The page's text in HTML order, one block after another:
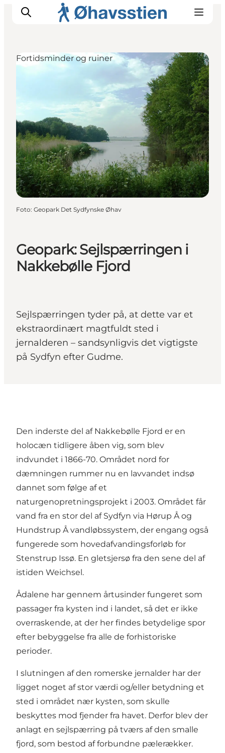
Vandreruter
Planlægning
Geopark: Sejlspærringen i
Nakkebølle Fjord
Sejlspærringen tyder på, at dette var et
ekstraordinært magtfuldt sted i
jernalderen – sandsynligvis det vigtigste
på Sydfyn efter Gudme.
Fortidsminder og ruiner
Foto: Geopark Det Sydfynske Øhav
Den inderste del af Nakkebølle Fjord er en
holocæn tidligere åben vig, som blev
indvundet i 1866-70. Området nord for
dæmningen rummer nu en lavvandet indsø
dannet som følge af et
naturgenopretningsprojekt i 2003. Området får
vand fra en stor del af Sydfyn via Hørup Å og
Hundstrup Å vandløbssystem, der engang også
fungerede som hovedafvandingsforløb for
Stenstrup Issø. En gletsjersø fra den sene del af
istiden Weichsel.
Ådalene har gennem årtusinder fungeret som
passager fra kysten ind i landet, så det er ikke
overraskende, at der her findes betydelige spor
efter bebyggelse fra alle de forhistoriske
perioder.
I slutningen af ​​den romerske jernalder har der
ligget noget af stor værdi og/eller betydning et
sted i området nær kysten, som skulle
beskyttes mod fjender fra havet. Derfor blev der
anlagt en sejlspærring på tværs af den smalle
fjord, som bestod af forbundne pælerækker.